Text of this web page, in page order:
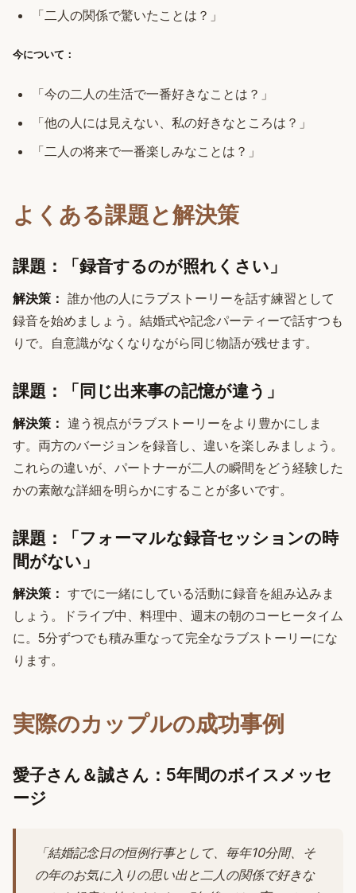
「二人の関係で驚いたことは？」
今について：
「今の二人の生活で一番好きなことは？」
「他の人には見えない、私の好きなところは？」
「二人の将来で一番楽しみなことは？」
よくある課題と解決策
課題：「録音するのが照れくさい」
解決策： 誰か他の人にラブストーリーを話す練習として
録音を始めましょう。結婚式や記念パーティーで話すつも
りで。自意識がなくなりながら同じ物語が残せます。
課題：「同じ出来事の記憶が違う」
解決策： 違う視点がラブストーリーをより豊かにしま
す。両方のバージョンを録音し、違いを楽しみましょう。
これらの違いが、パートナーが二人の瞬間をどう経験した
かの素敵な詳細を明らかにすることが多いです。
課題：「フォーマルな録音セッションの時
間がない」
解決策： すでに一緒にしている活動に録音を組み込みま
しょう。ドライブ中、料理中、週末の朝のコーヒータイム
に。5分ずつでも積み重なって完全なラブストーリーにな
ります。
実際のカップルの成功事例
愛子さん＆誠さん：5年間のボイスメッセ
ージ
「結婚記念日の恒例行事として、毎年10分間、そ
の年のお気に入りの思い出と二人の関係で好きな